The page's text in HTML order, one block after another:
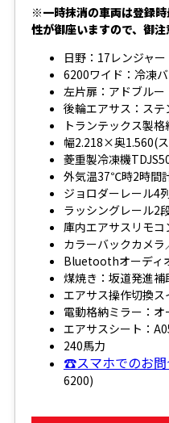
※一時抹消の車両は登録
性が御座いますので、御
日野：17レンジャー
6200ワイド：冷凍
左片扉：アドブル
後輪エアサス：ステ
トランテックス製格
幅2.218×奥1.560(
菱重製冷凍機
外気温37℃時2時
ジョロダーレール4
ラッシングレール2
庫内エアサスリモ
カラーバックカメ
Bluetoothオーディ
煤焼き：坂道発進補
エアサス操作切換ス
電動格納ミラー：オ
エアサスシート：
240馬力
☎スマホでのお
6200)